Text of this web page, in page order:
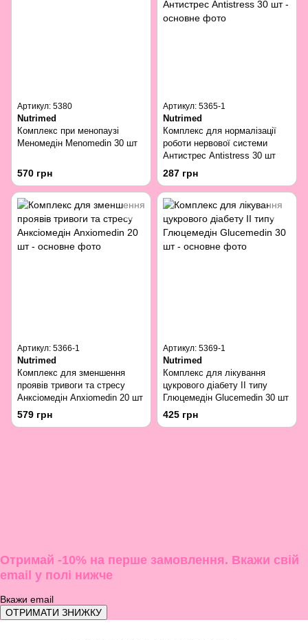
Артикул: 5380
Nutrimed
Комплекс при менопаузі
Меномедін Menomedin 30 шт
570 грн
Артикул: 5365-1
Nutrimed
Комплекс для нормалізації
роботи нервової системи
Антистрес Antistress 30 шт
287 грн
Артикул: 5366-1
Nutrimed
Комплекс для зменшення
проявів тривоги та стресу
Анксіомедін Anxiomedin 20 шт
579 грн
Артикул: 5369-1
Nutrimed
Комплекс для лікування
цукрового діабету ІІ типу
Глюцемедін Glucemedin 30 шт
425 грн
Отримай -10% на перше замовлення. Вкажи свій
email у полі нижче
ОТРИМАТИ ЗНИЖКУ